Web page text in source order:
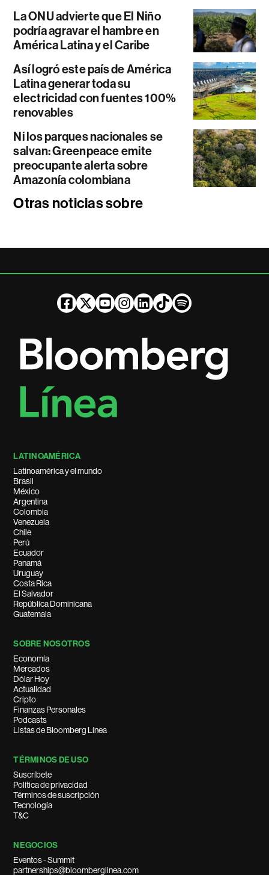
La ONU advierte que El Niño
podría agravar el hambre en
América Latina y el Caribe
Así logró este país de América
Latina generar toda su
electricidad con fuentes 100%
renovables
Ni los parques nacionales se
salvan: Greenpeace emite
preocupante alerta sobre
Amazonía colombiana
Otras noticias sobre
LATINOAMÉRICA
Latinoamérica y el mundo
Brasil
México
Argentina
Colombia
Venezuela
Chile
Perú
Ecuador
Panamá
Uruguay
Costa Rica
El Salvador
República Dominicana
Guatemala
SOBRE NOSOTROS
Economía
Mercados
Dólar Hoy
Actualidad
Cripto
Finanzas Personales
Podcasts
Listas de Bloomberg Línea
TÉRMINOS DE USO
Suscríbete
Política de privacidad
Términos de suscripción
Tecnología
T&C
NEGOCIOS
Eventos - Summit
partnerships@bloomberglinea.com